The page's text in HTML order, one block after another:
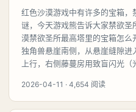
红色沙漠游戏中有许多的宝箱
谜，今天游戏熊告诉大家禁欲
漠禁欲圣所最高塔里的宝箱怎么
独角兽悬崖南侧，从悬崖缝隙
上行，右侧藤蔓房用致盲闪光
2026-04-11 · 4,654 阅读